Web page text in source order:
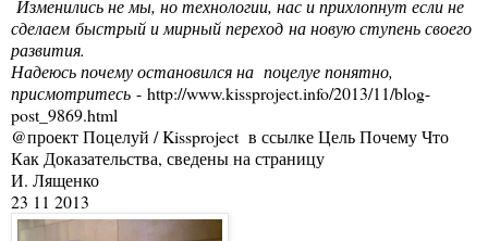
Изменились не мы, но технологии, нас и прихлопнут если не
сделаем быстрый и мирный переход на новую ступень своего
развития.
Надеюсь почему остановился на поцелуе понятно,
присмотритесь - http://www.kissproject.info/2013/11/blog-
post_9869.html
@проект Поцелуй / Kissproject в ссылке Цель Почему Что
Как Доказательства, сведены на страницу
И. Лященко
23 11 2013